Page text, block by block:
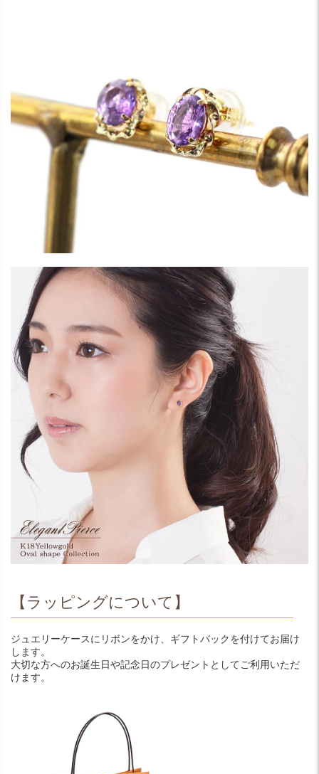
【ラッピングについて】
ジュエリーケースにリボンをかけ、ギフトバックを付けてお届け
します。
大切な方へのお誕生日や記念日のプレゼントとしてご利用いただ
けます。